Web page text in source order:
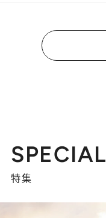
SPECIAL
特集